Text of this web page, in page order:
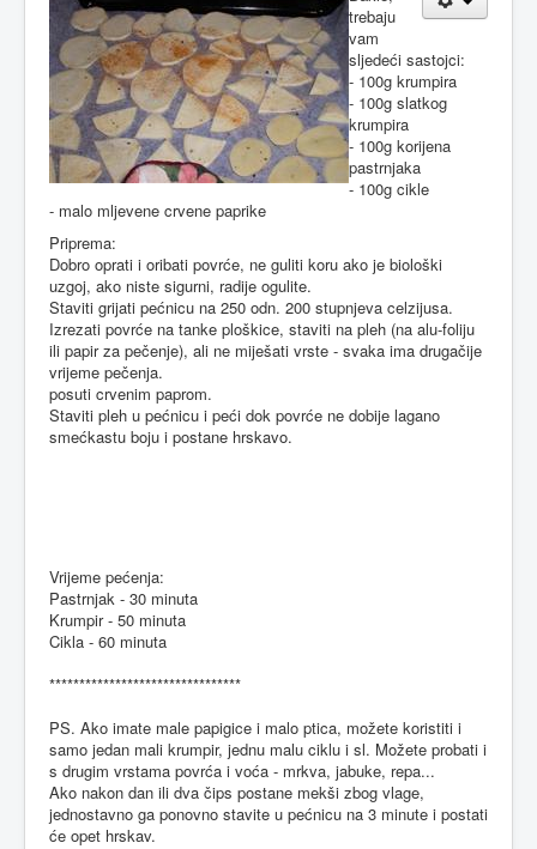
trebaju
vam
sljedeći sastojci:
- 100g krumpira
- 100g slatkog
krumpira
- 100g korijena
pastrnjaka
- 100g cikle
- malo mljevene crvene paprike
Priprema:
Dobro oprati i oribati povrće, ne guliti koru ako je biološki
uzgoj, ako niste sigurni, radije ogulite.
Staviti grijati pećnicu na 250 odn. 200 stupnjeva celzijusa.
Izrezati povrće na tanke ploškice, staviti na pleh (na alu-foliju
ili papir za pečenje), ali ne miješati vrste - svaka ima drugačije
vrijeme pečenja.
posuti crvenim paprom.
Staviti pleh u pećnicu i peći dok povrće ne dobije lagano
smećkastu boju i postane hrskavo.
Vrijeme pećenja:
Pastrnjak - 30 minuta
Krumpir - 50 minuta
Cikla - 60 minuta
********************************
PS. Ako imate male papigice i malo ptica, možete koristiti i
samo jedan mali krumpir, jednu malu ciklu i sl. Možete probati i
s drugim vrstama povrća i voća - mrkva, jabuke, repa...
Ako nakon dan ili dva čips postane mekši zbog vlage,
jednostavno ga ponovno stavite u pećnicu na 3 minute i postati
će opet hrskav.